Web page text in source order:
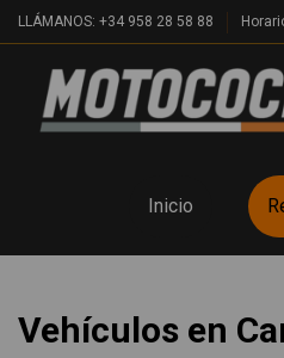
LLÁMANOS: +34 958 28 58 88
Inicio
Vehículos en